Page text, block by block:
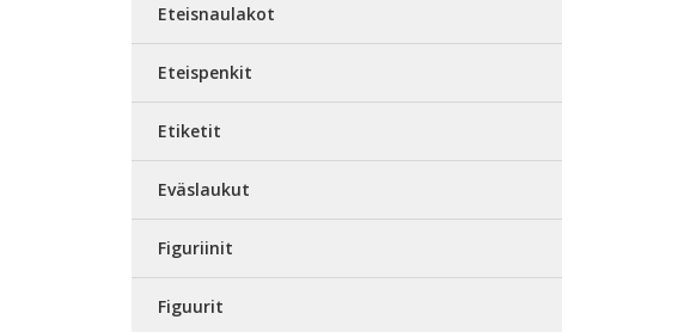
Eteisnaulakot
Eteispenkit
Etiketit
Eväslaukut
Figuriinit
Figuurit